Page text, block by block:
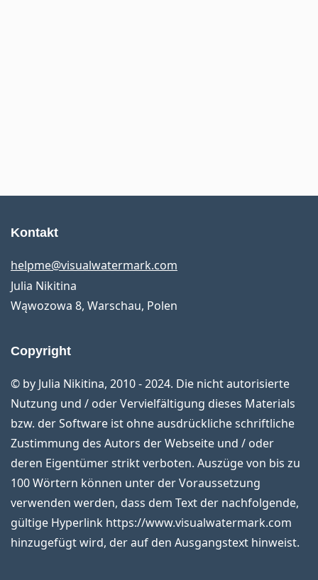
Kontakt
helpme@visualwatermark.com
Julia Nikitina
Wąwozowa 8, Warschau, Polen
Copyright
© by Julia Nikitina, 2010 - 2024. Die nicht autorisierte
Nutzung und / oder Vervielfältigung dieses Materials
bzw. der Software ist ohne ausdrückliche schriftliche
Zustimmung des Autors der Webseite und / oder
deren Eigentümer strikt verboten. Auszüge von bis zu
100 Wörtern können unter der Voraussetzung
verwenden werden, dass dem Text der nachfolgende,
gültige Hyperlink https://www.visualwatermark.com
hinzugefügt wird, der auf den Ausgangstext hinweist.